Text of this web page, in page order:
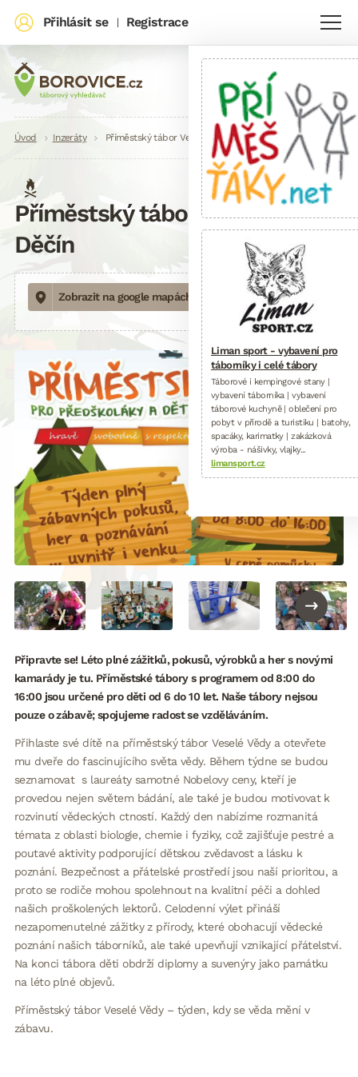
Přihlásit se | Registrace
Drobečková
navigace
Úvod Inzeráty Příměstský tábor Veselá věda Děčín
Příměstský tábor Veselá věda
Děčín
Zobrazit na google mapách
Připravte se! Léto plné zážitků, pokusů, výrobků a her s novými
kamarády je tu. Příměstské tábory s programem od 8:00 do
16:00 jsou určené pro děti od 6 do 10 let. Naše tábory nejsou
pouze o zábavě; spojujeme radost se vzděláváním.
Přihlaste své dítě na příměstský tábor Veselé Vědy a otevřete
mu dveře do fascinujícího světa vědy. Během týdne se budou
seznamovat s laureáty samotné Nobelovy ceny, kteří je
provedou nejen světem bádání, ale také je budou motivovat k
rozvinutí vědeckých ctností. Každý den nabízíme rozmanitá
témata z oblasti biologie, chemie i fyziky, což zajišťuje pestré a
poutavé aktivity podporující dětskou zvědavost a lásku k
poznání. Bezpečnost a přátelské prostředí jsou naší prioritou, a
proto se rodiče mohou spolehnout na kvalitní péči a dohled
našich proškolených lektorů. Celodenní výlet přináší
nezapomenutelné zážitky z přírody, které obohacují vědecké
poznání našich táborníků, ale také upevňují vznikající přátelství.
Na konci tábora děti obdrží diplomy a suvenýry jako památku
na léto plné objevů.
Příměstský tábor Veselé Vědy – týden, kdy se věda mění v
zábavu.
Liman sport - vybavení pro
táborníky i celé tábory
Táborové i kempingové stany |
vybavení táborníka | vybavení
táborové kuchyně | oblečení pro
pobyt v přírodě a turistiku | batohy,
spacáky, karimatky | zakázková
výroba - nášivky, vlajky...
limansport.cz